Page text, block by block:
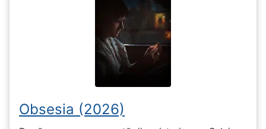
Obsesia (2026)